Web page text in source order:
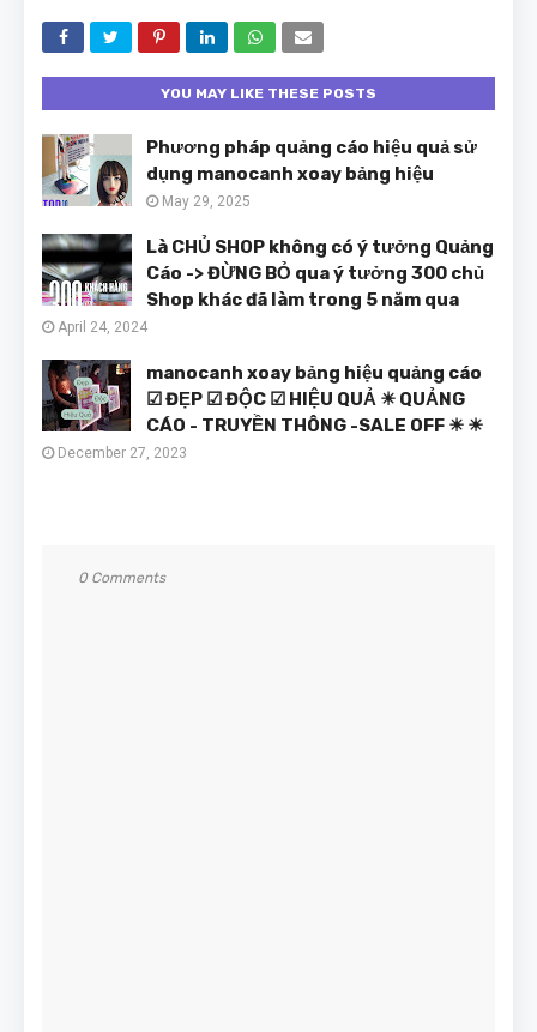
YOU MAY LIKE THESE POSTS
Phương pháp quảng cáo hiệu quả sử
dụng manocanh xoay bảng hiệu
May 29, 2025
Là CHỦ SHOP không có ý tưởng Quảng
Cáo -> ĐỪNG BỎ qua ý tưởng 300 chủ
Shop khác đã làm trong 5 năm qua
April 24, 2024
manocanh xoay bảng hiệu quảng cáo
☑ ĐẸP ☑ ĐỘC ☑ HIỆU QUẢ ☀ QUẢNG
CÁO - TRUYỀN THÔNG -SALE OFF ☀ ☀
December 27, 2023
0 Comments